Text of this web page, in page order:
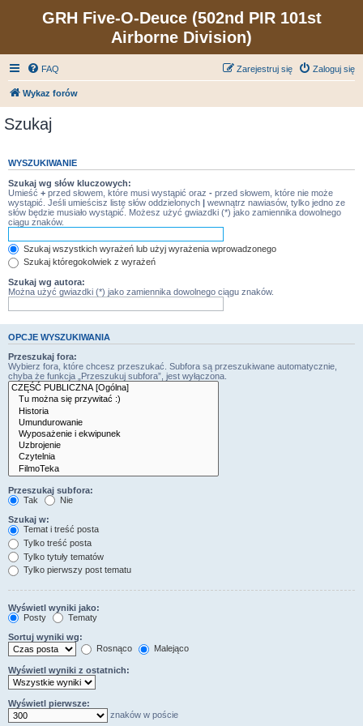
GRH Five-O-Deuce (502nd PIR 101st
Airborne Division)
FAQ Zaloguj się
Zarejestruj się
Wykaz forów
Szukaj
WYSZUKIWANIE
Szukaj wg słów kluczowych:
Umieść + przed słowem, które musi wystąpić oraz - przed słowem, które nie może
wystąpić. Jeśli umieścisz listę słów oddzielonych | wewnątrz nawiasów, tylko jedno ze
słów będzie musiało wystąpić. Możesz użyć gwiazdki (*) jako zamiennika dowolnego
ciągu znaków.
Szukaj wszystkich wyrażeń lub użyj wyrażenia wprowadzonego
Szukaj któregokolwiek z wyrażeń
Szukaj wg autora:
Można użyć gwiazdki (*) jako zamiennika dowolnego ciągu znaków.
OPCJE WYSZUKIWANIA
Przeszukaj fora:
Wybierz fora, które chcesz przeszukać. Subfora są przeszukiwane automatycznie,
chyba że funkcja „Przeszukuj subfora”, jest wyłączona.
Przeszukaj subfora:
Tak
Nie
Szukaj w:
Temat i treść posta
Tylko treść posta
Tylko tytuły tematów
Tylko pierwszy post tematu
Wyświetl wyniki jako:
Posty
Tematy
Sortuj wyniki wg:
Rosnąco
Malejąco
Wyświetl wyniki z ostatnich:
Wyświetl pierwsze:
znaków w poście